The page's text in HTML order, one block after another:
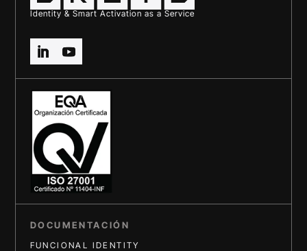
Identity & Smart Activation as a Service
DOCUMENTACIÓN
FUNCIONAL IDENTITY